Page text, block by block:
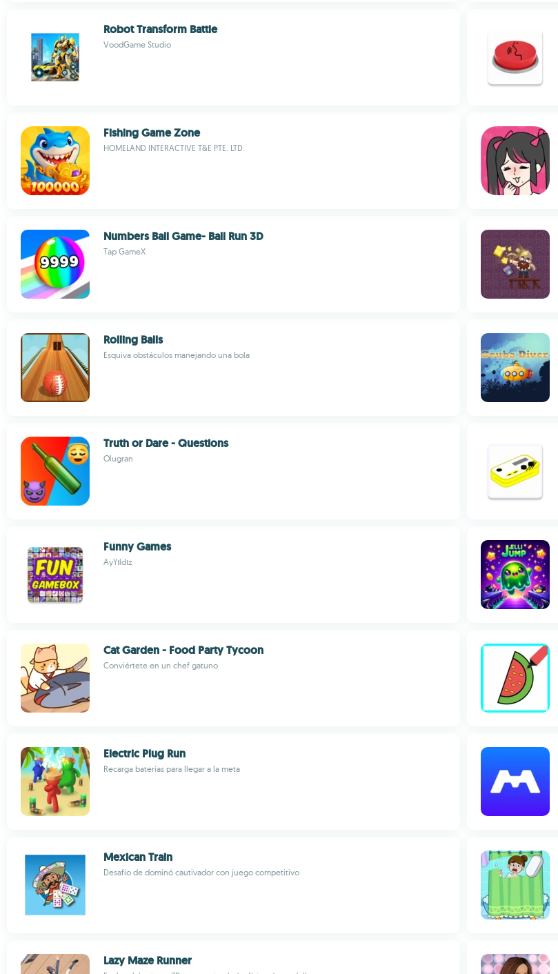
Robot Transform Battle
VoodGame Studio
Fishing Game Zone
HOMELAND INTERACTIVE T&E PTE. LTD.
Numbers Ball Game- Ball Run 3D
Tap GameX
Rolling Balls
Esquiva obstáculos manejando una bola
Truth or Dare - Questions
Olugran
Funny Games
AyYıldız
Cat Garden - Food Party Tycoon
Conviértete en un chef gatuno
Electric Plug Run
Recarga baterías para llegar a la meta
Mexican Train
Desafío de dominó cautivador con juego competitivo
Lazy Maze Runner